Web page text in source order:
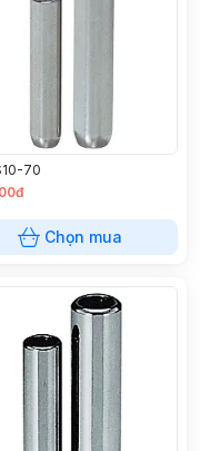
70
Chọn mua